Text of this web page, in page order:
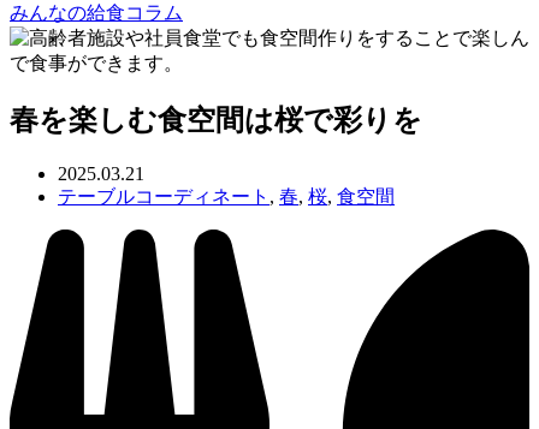
みんなの給食コラム
春を楽しむ食空間は桜で彩りを
2025.03.21
テーブルコーディネート , 春, 桜, 食空間